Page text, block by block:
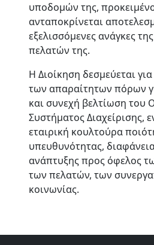
υποδομών της,
ανταποκρίνεται
εξελισσόμενες ανάγκες
πελατών της.
Η Διοίκηση δεσμεύεται
των απαραίτητων πόρων
και συνεχή βελτίωση του
Συστήματος Διαχείρισης,
εταιρική κουλτούρα
υπευθυνότητας,
ανάπτυξης προς όφελος
των πελατών, των
κοινωνίας.